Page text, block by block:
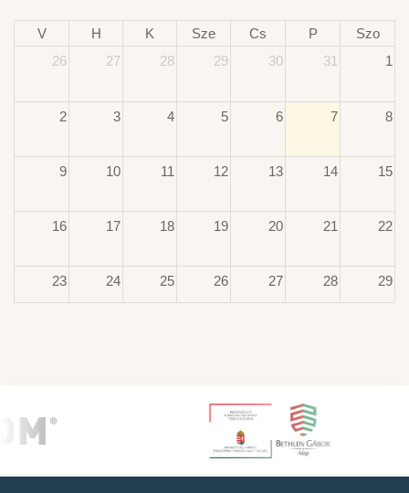
V H K Sze Cs P
Szo
26
27 28 29 30 31 1
2 3 4 5 6 7 8
9 10 11 12 13 14 15
16 17 18 19 20 21 22
23 24 25 26 27 28 29